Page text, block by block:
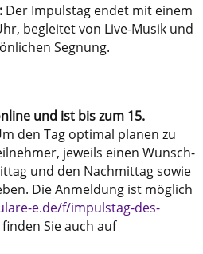
Der Impulstag endet mit einem
begleitet von Live-Musik und
Segnung.
und ist bis zum 15.
den Tag optimal planen zu
jeweils einen Wunsch-
und den Nachmittag sowie
Die Anmeldung ist möglich
e.de/f/impulstag-des-
finden Sie auch auf